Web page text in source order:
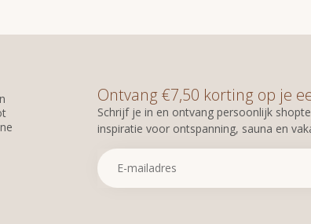
Ontvang €7,50 korting op je
Schrijf je in en ontvang persoonlijk
inspiratie voor ontspanning, sauna en